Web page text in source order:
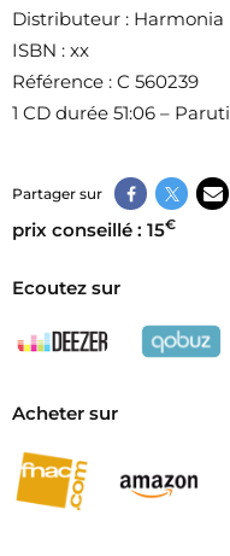
Distributeur : Harmonia
ISBN : xx
Référence : C 560239
1 CD durée 51:06 –
Partager sur
prix conseillé : 15€
Ecoutez sur
Acheter sur